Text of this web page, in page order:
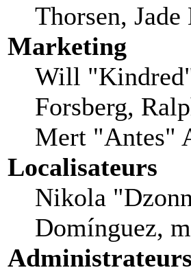
Thorsen,
Marketing
Will "Kindred"
Forsberg,
Mert "Antes"
Localisateurs
Nikola
Domínguez,